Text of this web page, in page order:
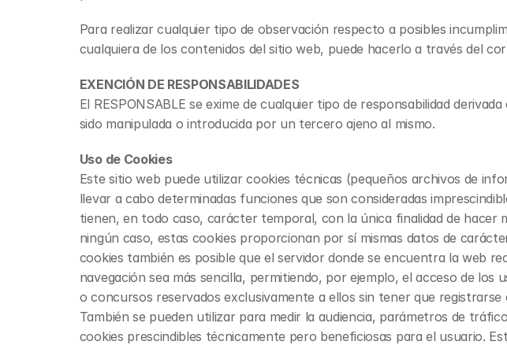
Para realizar cualquier tipo de observación respecto a posibles
cualquiera de los contenidos del sitio web, puede hacerlo a través del
EXENCIÓN DE RESPONSABILIDADES
El RESPONSABLE se exime de cualquier tipo de responsabilidad
sido manipulada o introducida por un tercero ajeno al mismo.
Uso de Cookies
Este sitio web puede utilizar cookies técnicas (pequeños archivos de
llevar a cabo determinadas funciones que son consideradas
tienen, en todo caso, carácter temporal, con la única finalidad de hacer
ningún caso, estas cookies proporcionan por sí mismas datos de
cookies también es posible que el servidor donde se encuentra la web
navegación sea más sencilla, permitiendo, por ejemplo, el acceso de
o concursos reservados exclusivamente a ellos sin tener que registrarse
También se pueden utilizar para medir la audiencia, parámetros de
cookies prescindibles técnicamente pero beneficiosas para el usuario.